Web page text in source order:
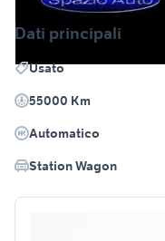
Dati principali
Usato
55000 Km
Automatico
Station Wagon